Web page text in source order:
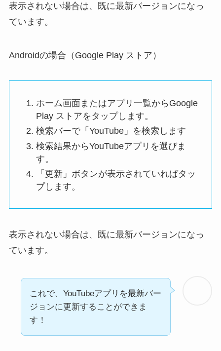
表示されない場合は、既に最新バージョンになっ
ています。
Androidの場合（Google Play ストア）
ホーム画面またはアプリ一覧から Google
Play ストアをタップし ます。
検索バーで「YouTube」を検索します
検索結果からYouTubeアプリを選びま
す。
「 更新」ボタンが表示されていればタッ
プします。
表示されない場合は、既に最新バージョンになっ
ています。
これで、YouTubeアプリを最新バー
ジョンに更新することができま
す！